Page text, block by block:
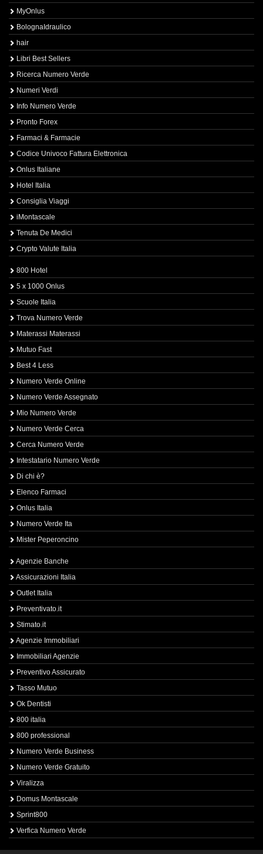
MyOnlus
BolognaIdraulico
hair
Libri Best Sellers
Ricerca Numero Verde
Numeri Verdi
Info Numero Verde
Pronto Forex
Farmaci & Farmacie
Codice Univoco Fattura Elettronica
Onlus Italiane
Hotel Italia
Consiglia Viaggi
iMontascale
Tenuta De Medici
Crypto Valute Italia
800 Hotel
5 x 1000 Onlus
Scuole Italia
Trova Numero Verde
Materassi Materassi
Mutuo Fast
Best 4 Less
Numero Verde Online
Numero Verde Assegnato
Mio Numero Verde
Numero Verde Cerca
Cerca Numero Verde
Intestatario Numero Verde
Di chi è?
Elenco Farmaci
Onlus Italia
Numero Verde Ita
Mister Peperoncino
Agenzie Banche
Assicurazioni Italia
Outlet Italia
Preventivato.it
Stimato.it
Agenzie Immobiliari
Immobiliari Agenzie
Preventivo Assicurato
Tasso Mutuo
Ok Dentisti
800 italia
800 professional
Numero Verde Business
Numero Verde Gratuito
Viralizza
Domus Montascale
Sprint800
Verfica Numero Verde